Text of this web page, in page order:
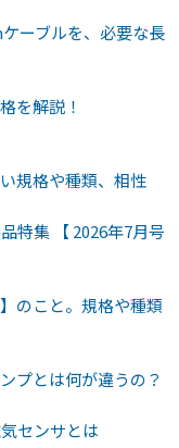
ーブルを、必要な長
を解説！
規格や種類、相性
特集 【 2026年7月号
のこと。規格や種類
プとは何が違うの？
センサとは